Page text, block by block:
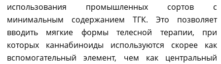
использования промышленных сортов с
минимальным содержанием ТГК. Это позволяет
вводить мягкие формы телесной терапии, при
которых каннабиноиды используются скорее как
вспомогательный элемент, чем как центральный